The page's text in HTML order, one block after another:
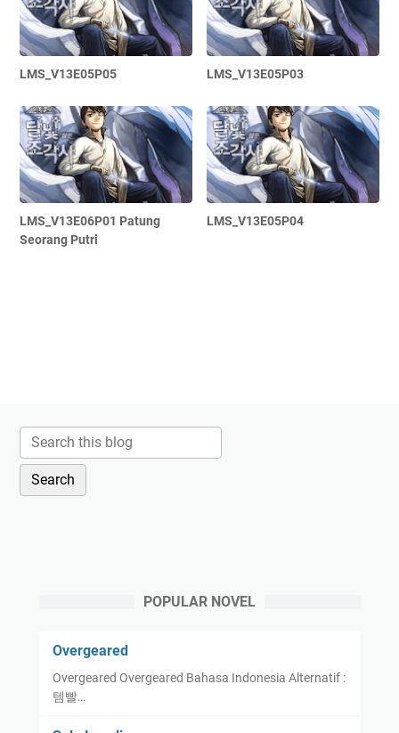
LMS_V13E05P05 LMS_V13E05P03
LMS_V13E06P01 Patung
Seorang Putri
LMS_V13E05P04
POPULAR NOVEL
Overgeared
Overgeared Overgeared Bahasa Indonesia Alternatif :
템빨…